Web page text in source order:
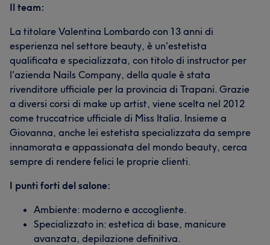
Il team:
La titolare Valentina Lombardo con 13 anni di
esperienza nel settore beauty, è un'estetista
qualificata e specializzata, con titolo di instructor per
l'azienda Nails Company, della quale è stata
rivenditore ufficiale per la provincia di Trapani. Grazie
a diversi corsi di make up artist, viene scelta nel 2012
come truccatrice ufficiale di Miss Italia. Insieme a
Giovanna, anche lei estetista specializzata da sempre
innamorata e appassionata del mondo beauty, cerca
sempre di rendere felici le proprie clienti.
I punti forti del salone:
Ambiente: moderno e accogliente.
Specializzato in: estetica di base, manicure
avanzata, depilazione definitiva.